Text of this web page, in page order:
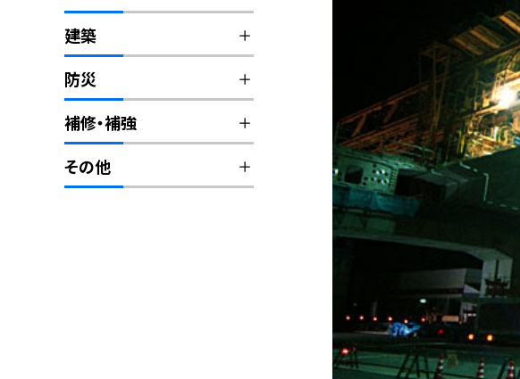
建築
防災
補修・補強
その他